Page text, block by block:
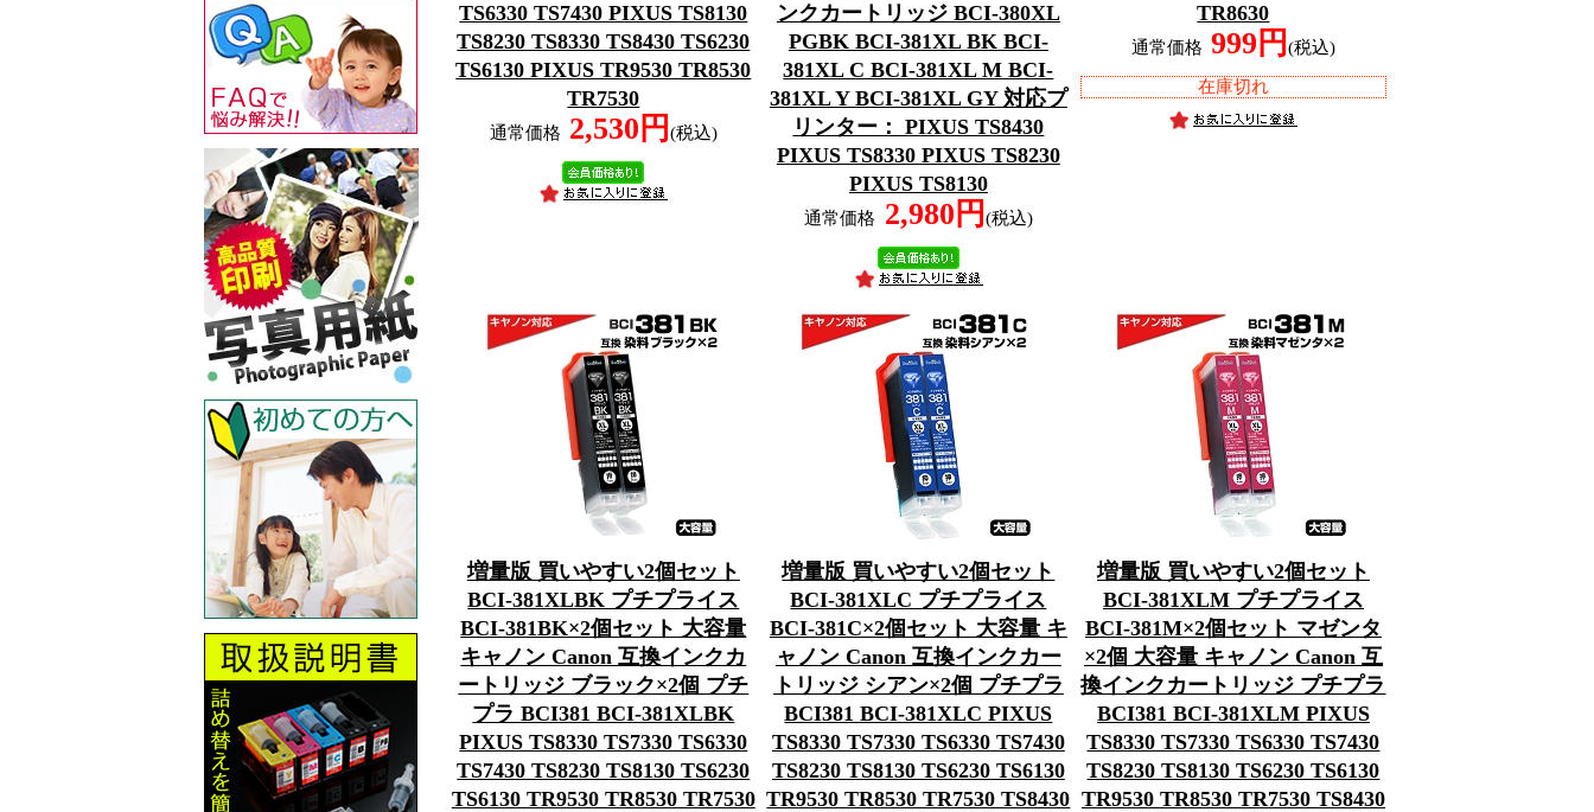
TS6330 TS7430 PIXUS TS8130
TS8230 TS8330 TS8430 TS6230
TS6130 PIXUS TR9530 TR8530
TR7530
通常価格 2,530円(税込)
ンクカートリッジ BCI-380XL
PGBK BCI-381XL BK BCI-
381XL C BCI-381XL M BCI-
381XL Y BCI-381XL GY 対応プ
リンター： PIXUS TS8430
PIXUS TS8330 PIXUS TS8230
PIXUS TS8130
通常価格 2,980円 (税込)
TR8630
通常価格 999円(税込)
在庫切れ
増量版 買いやすい2個セット
BCI-381XLBK プチプライス
BCI-381BK×2個セット 大容量
キャノン Canon 互換インクカ
ートリッジ ブラック×2個 プチ
プラ BCI381 BCI-381XLBK
PIXUS TS8330 TS7330 TS6330
TS7430 TS8230 TS8130 TS6230
TS6130 TR9530 TR8530 TR7530
増量版 買いやすい2個セット
BCI-381XLC プチプライス
BCI-381C×2個セット 大容量 キ
ャノン Canon 互換インクカー
トリッジ シアン×2個 プチプラ
BCI381 BCI-381XLC PIXUS
TS8330 TS7330 TS6330 TS7430
TS8230 TS8130 TS6230 TS6130
TR9530 TR8530 TR7530 TS8430
増量版 買いやすい2個セット
BCI-381XLM プチプライス
BCI-381M×2個セット マゼンタ
×2個 大容量 キャノン Canon 互
換インクカートリッジ プチプラ
BCI381 BCI-381XLM PIXUS
TS8330 TS7330 TS6330 TS7430
TS8230 TS8130 TS6230 TS6130
TR9530 TR8530 TR7530 TS8430